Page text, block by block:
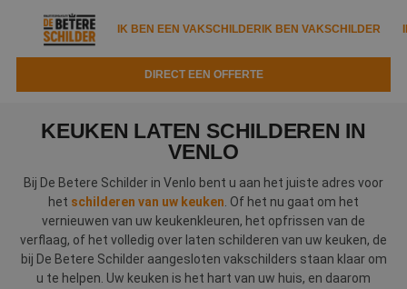
IK BEN EEN VAKSCHILDERIK BEN VAKSCHILDER
DIRECT EEN OFFERTE
Tools
Kennisbank
Trainingen
IK ZOEK EEN VAKSCHILDERVAKSCHILDER ZOEKEN
Zoeken naar een schilder
Tips
Garantie
DIRECT EEN OFFERTE
Over ons
KEUKEN LATEN SCHILDEREN IN
VENLO
Bij De Betere Schilder in Venlo bent u aan het juiste adres voor
het schilderen van uw keuken . Of het nu gaat om het
vernieuwen van uw keukenkleuren, het opfrissen van de
verflaag, of het volledig over laten schilderen van uw keuken, de
bij De Betere Schilder aangesloten vakschilders staan klaar om
u te helpen. Uw keuken is het hart van uw huis, en daarom